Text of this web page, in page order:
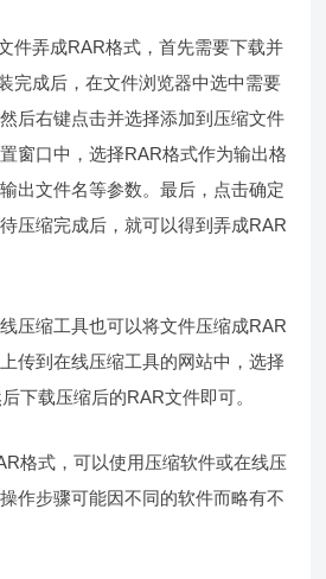
件弄成RAR格式，首先需要下载并
完成后，在文件浏览器中选中需要
后右键点击并选择添加到压缩文件
窗口中，选择RAR格式作为输出格
出文件名等参数。最后，点击确定
压缩完成后，就可以得到弄成RAR
压缩工具也可以将文件压缩成RAR
传到在线压缩工具的网站中，选择
下载压缩后的RAR文件即可。
格式，可以使用压缩软件或在线压
作步骤可能因不同的软件而略有不